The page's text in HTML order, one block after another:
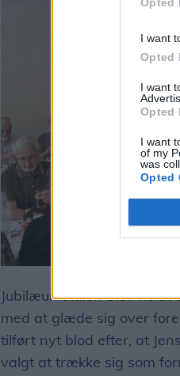
I want
Opted
I want
Opted
I want
of my
was
Opted
Jubilæumstalen blev holdt
med at glæde sig over
tilført nyt blod efter, at
valgt at trække sig som